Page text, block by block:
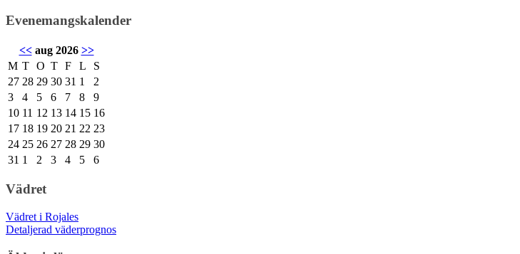
Evenemangskalender
<<aug 2026 >>
M T O T F L
S
27 28 29 30 31 1
2
3
4 5 6 7 8
9
10 11 12 13 14 15 16
17 18 19 20 21 22 23
24 25 26 27 28 29 30
31 1 2 3 4 5 6
Vädret
Vädret i Rojales
Detaljerad väderprognos